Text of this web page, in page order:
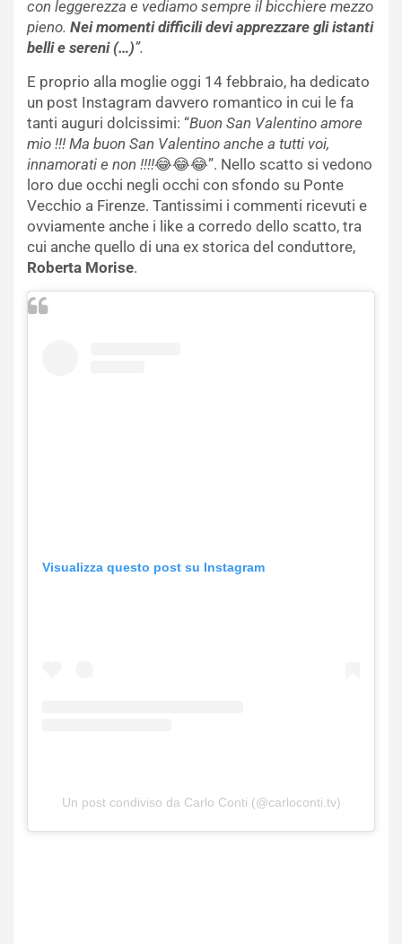
con leggerezza e vediamo sempre il bicchiere mezzo
pieno. Nei momenti difficili devi apprezzare gli istanti
belli e sereni (…)”.
E proprio alla moglie oggi 14 febbraio, ha dedicato
un post Instagram davvero romantico in cui le fa
tanti auguri dolcissimi: “Buon San Valentino amore
mio !!! Ma buon San Valentino anche a tutti voi,
innamorati e non !!!!😂😂😂”. Nello scatto si vedono
loro due occhi negli occhi con sfondo su Ponte
Vecchio a Firenze. Tantissimi i commenti ricevuti e
ovviamente anche i like a corredo dello scatto, tra
cui anche quello di una ex storica del conduttore,
Roberta Morise.
Visualizza questo post su Instagram
Un post condiviso da Carlo Conti (@carloconti.tv)